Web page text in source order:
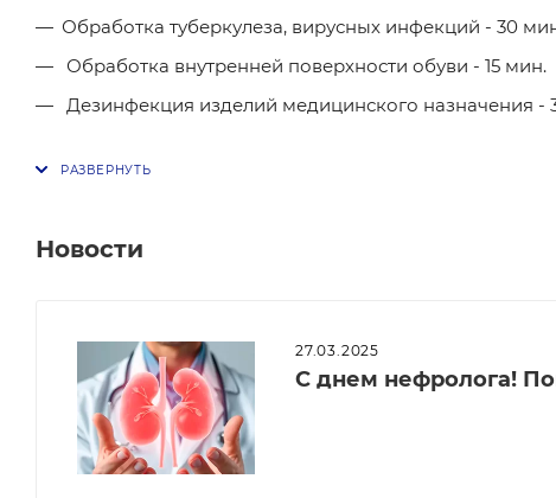
Обработка туберкулеза, вирусных инфекций - 30
Обработка внутренней поверхности обуви - 15 мин.
Дезинфекция изделий медицинского назначения -
Новости
27.03.2025
С днем нефролога!